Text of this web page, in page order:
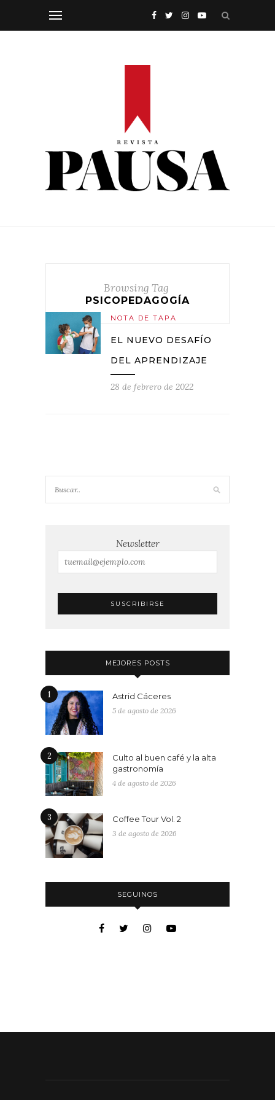
Browsing Tag
PSICOPEDAGOGÍA
NOTA DE TAPA
EL NUEVO DESAFÍO
DEL APRENDIZAJE
28 de febrero de 2022
Newsletter
MEJORES POSTS
1 Astrid Cáceres
5 de agosto de 2026
2
Culto al buen café y la alta
gastronomía
4 de agosto de 2026
3 Coffee Tour Vol. 2
3 de agosto de 2026
SEGUINOS